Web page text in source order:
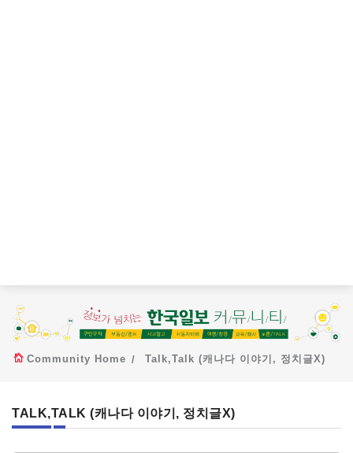
Community Home Talk,Talk (캐나다 이야기, 정치글X)
TALK,TALK (캐나다 이야기, 정치글X)